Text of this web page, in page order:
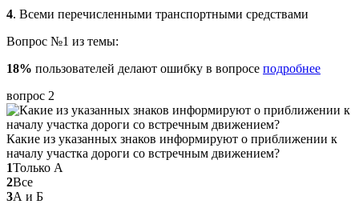
4. Всеми перечисленными транспортными средствами
Вопрос №1 из темы:
18% пользователей делают ошибку в вопросе подробнее
вопрос 2
Какие из указанных знаков информируют о приближении к
началу участка дороги со встречным движением?
1Только А
2Все
3А и Б